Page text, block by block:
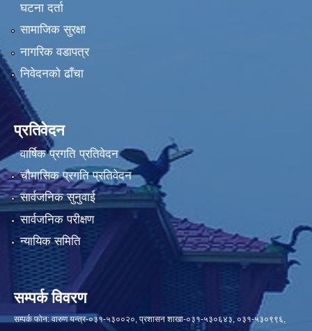
घटना दर्ता
सामाजिक सुरक्षा
नागरिक वडापत्र
निवेदनको ढाँचा
प्रतिवेदन
वार्षिक प्रगति प्रतिवेदन
चौमासिक प्रगति प्रतिवेदन
सार्वजनिक सुनुवाई
सार्वजनिक परीक्षण
न्यायिक समिति
सम्पर्क विवरण
सम्पर्क फोन: वारुण यन्त्र-०३१-५३००२०, प्रशासन शाखा-०३१-५३०६४३, ०३१-५३०९९६,